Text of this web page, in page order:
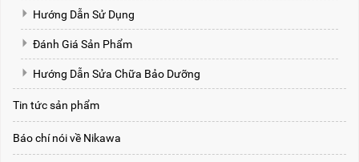
Hướng Dẫn Sử Dụng
Đánh Giá Sản Phẩm
Hướng Dẫn Sửa Chữa Bảo Dưỡng
Tin tức sản phẩm
Báo chí nói về Nikawa